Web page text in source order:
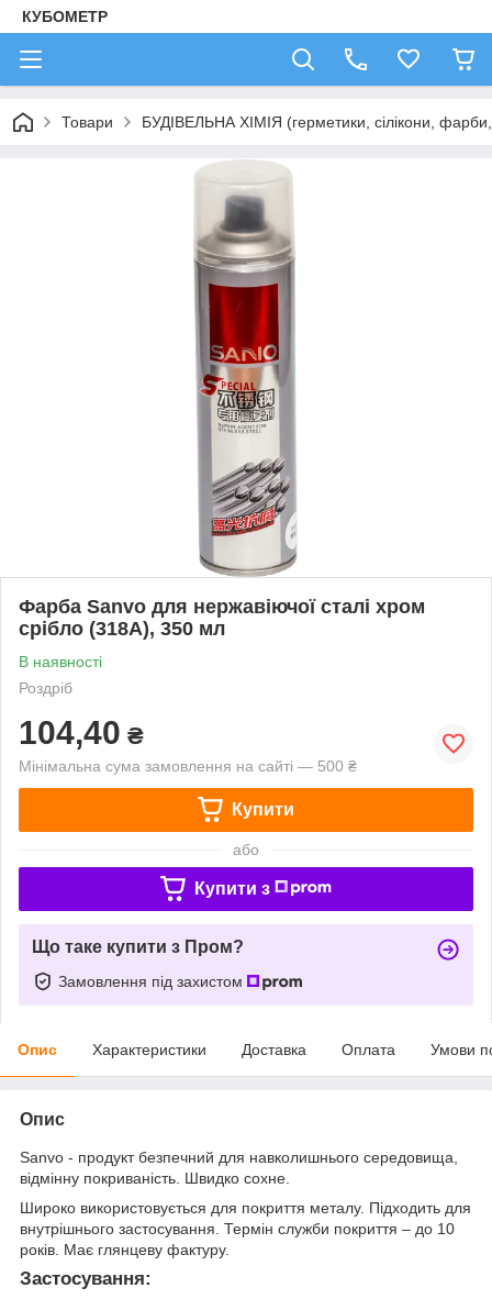
КУБОМЕТР
Товари БУДІВЕЛЬНА ХІМІЯ (герметики, сілікони, фарби,
Фарба Sanvo для нержавіючої сталі хром
срібло (318A), 350 мл
В наявності
Роздріб
104,40 ₴
Мінімальна сума замовлення на сайті — 500 ₴
Купити
або
Купити з
Що таке купити з Пром?
Замовлення під захистом
Опис Характеристики Доставка Оплата Умови
Опис
Sanvo - продукт безпечний для навколишнього середовища,
відмінну покриваність. Швидко сохне.
Широко використовується для покриття металу. Підходить для
внутрішнього застосування. Термін служби покриття – до 10
років. Має глянцеву фактуру.
Застосування: